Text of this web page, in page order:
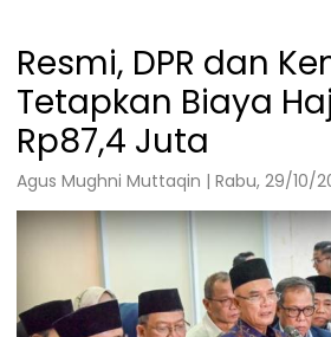
Resmi, DPR dan
Tetapkan Biaya
Rp87,4 Juta
Agus Mughni Muttaqin | Rabu, 29/10/